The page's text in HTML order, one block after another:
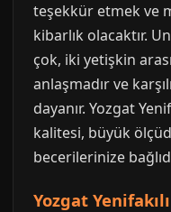
teşekkür etmek ve
kibarlık olacaktır.
çok, iki yetişkin
anlaşmadır ve
dayanır. Yozgat
kalitesi, büyük
becerilerinize
Yozgat